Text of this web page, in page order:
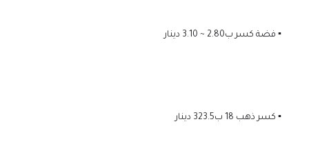
▪️ فضة كسر ب2.80 ~ 3.10 دينار
▪️ كسر ذهب 18 ب323.5 دينار